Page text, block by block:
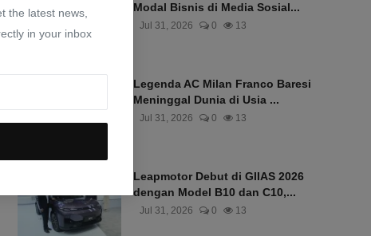
the latest news,
in your inbox
Modal Bisnis di Media Sosial...
Jul 31, 2026 0 13
Legenda AC Milan Franco Baresi
Meninggal Dunia di Usia ...
Jul 31, 2026 0 13
Leapmotor Debut di GIIAS 2026
dengan Model B10 dan C10,...
Jul 31, 2026 0 13